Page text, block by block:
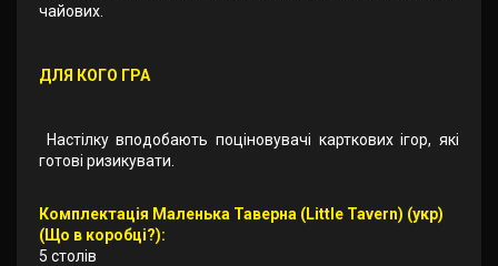
чайових.
ДЛЯ КОГО ГРА
Настілку вподобають поціновувачі карткових ігор, які
готові ризикувати.
Комплектація Маленька Таверна (Little Tavern) (укр)
(Що в коробці?):
5 столів